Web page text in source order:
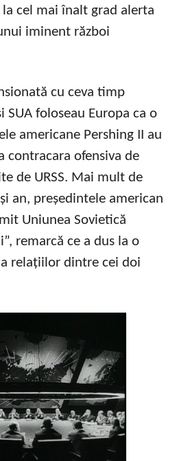
cel mai înalt grad alerta
iminent război
cu ceva timp
SUA foloseau Europa ca o
americane Pershing II au
contracara ofensiva de
de URSS. Mai mult de
an, președintele american
Uniunea Sovietică
remarcă ce a dus la o
relațiilor dintre cei doi